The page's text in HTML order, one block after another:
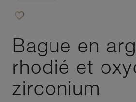
favorite_border
Bague en
rhodié et
zirconium